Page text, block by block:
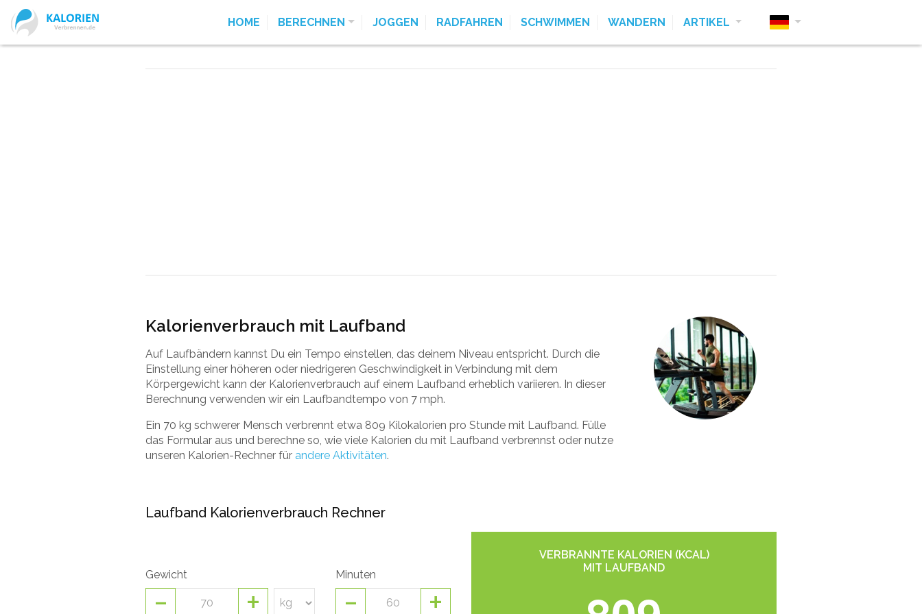
HOME BERECHNEN JOGGEN RADFAHREN SCHWIMMEN WANDERN ARTIKEL
Kalorienverbrauch mit Laufband
Auf Laufbändern kannst Du ein Tempo einstellen, das deinem Niveau entspricht. Durch die
Einstellung einer höheren oder niedrigeren Geschwindigkeit in Verbindung mit dem
Körpergewicht kann der Kalorienverbrauch auf einem Laufband erheblich variieren. In dieser
Berechnung verwenden wir ein Laufbandtempo von 7 mph.
Ein 70 kg schwerer Mensch verbrennt etwa 809 Kilokalorien pro Stunde mit Laufband. Fülle
das Formular aus und berechne so, wie viele Kalorien du mit Laufband verbrennst oder nutze
unseren Kalorien-Rechner für andere Aktivitäten.
Laufband Kalorienverbrauch Rechner
Gewicht
- +
Minuten
- +
VERBRANNTE KALORIEN (KCAL)
MIT LAUFBAND